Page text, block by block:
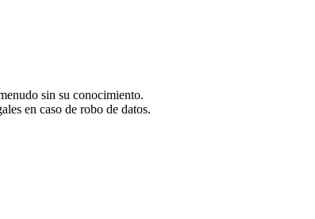
sin su conocimiento.
en caso de robo de datos.